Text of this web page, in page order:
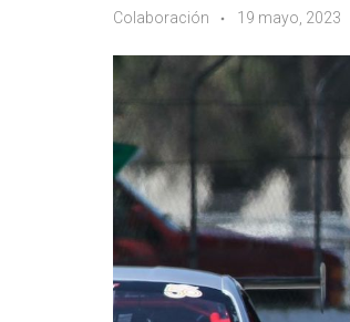
Colaboración 19 mayo, 2023